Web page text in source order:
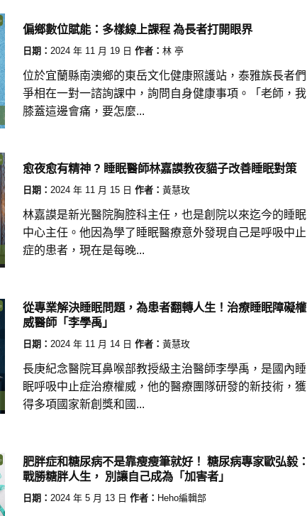
偏鄉數位賦能：多樣線上課程 為長者打開眼界
日期： 2024 年 11 月 19 日 作者： 林 亭
位於宜蘭縣南澳鄉的東岳文化健康照護站，泰雅族長者們
爭相在一對一諮詢課中，詢問自身健康事項。「老師，我
膝蓋這邊會痛，要怎麼...
愈夜愈有精神 ? 睡眠醫師林嘉謨教夜貓子改善睡眠對策
日期： 2024 年 11 月 15 日 作者： 黃慧玫
林嘉謨是新光醫院胸腔科主任，也是創院以來迄今的睡眠
中心主任。他因為學了睡眠醫療意外發現自己是呼吸中止
症的患者，現在是每晚...
從專業解決睡眠問題，為患者翻轉人生！治療睡眠障礙權
威醫師「李學禹」
日期： 2024 年 11 月 14 日 作者： 黃慧玫
長庚紀念醫院耳鼻喉部教授級主治醫師李學禹，是國內睡
眠呼吸中止症治療權威，他的醫療團隊研發的新技術，獲
得多項國家新創獎和國...
肥胖症和糖尿病不是靠瘦瘦筆就好！ 糖尿病專家歐弘毅：
戰勝糖胖人生， 別讓自己成為「加害者」
日期： 2024 年 5 月 13 日 作者： Heho編輯部